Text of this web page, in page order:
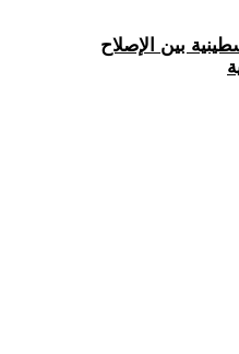
بين الإصلاح